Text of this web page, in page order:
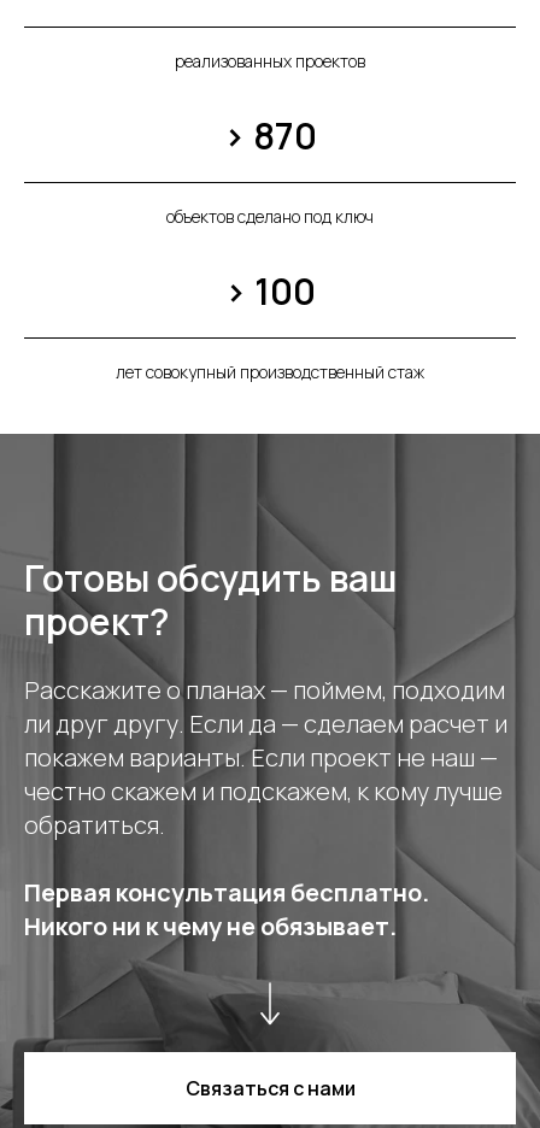
реализованных проектов
> 870
объектов сделано под ключ
> 100
лет совокупный производственный стаж
Готовы обсудить ваш
проект?
Расскажите о планах — поймем, подходим
ли друг другу. Если да — сделаем расчет и
покажем варианты. Если проект не наш —
честно скажем и подскажем, к кому лучше
обратиться.
Первая консультация бесплатно.
Никого ни к чему не обязывает.
Связаться с нами